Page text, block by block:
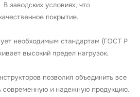
заводских условиях, что
покрытие.
необходимым стандартам (ГОСТ Р
высокий предел нагрузок.
позволил объединить все
современную и надежную продукцию.